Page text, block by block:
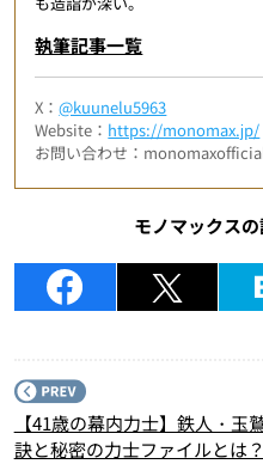
執筆記事一覧
X：@kuunelu5963
Website： https://monomax.jp/
お問い合わせ：
モノマックス
【41歳の幕内力士】鉄人・
訣と秘密の力士ファイルとは